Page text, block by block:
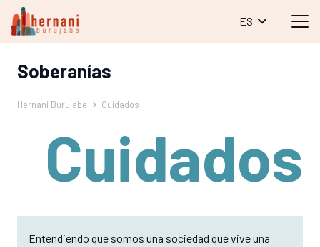
ES
Soberanías
Hernani Burujabe Cuidados
Cuidados
Entendiendo que somos una sociedad que vive una